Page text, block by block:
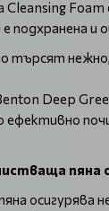
Cleansing
подхранена и
търсят
Deep
ефективно
пяна
осигурява